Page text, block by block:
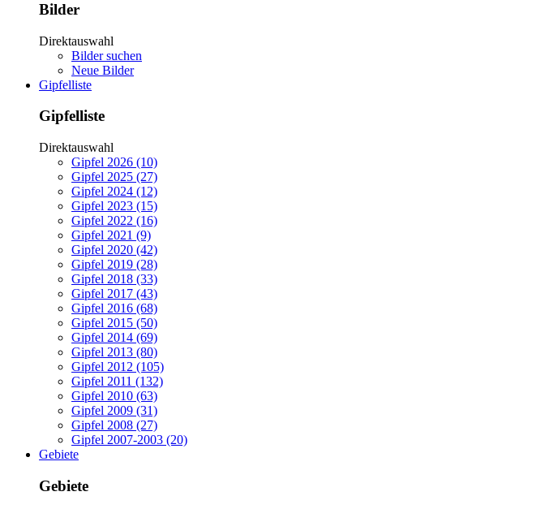
Bilder
Direktauswahl
Bilder suchen
Neue Bilder
Gipfelliste
Gipfelliste
Direktauswahl
Gipfel 2026 (10)
Gipfel 2025 (27)
Gipfel 2024 (12)
Gipfel 2023 (15)
Gipfel 2022 (16)
Gipfel 2021 (9)
Gipfel 2020 (42)
Gipfel 2019 (28)
Gipfel 2018 (33)
Gipfel 2017 (43)
Gipfel 2016 (68)
Gipfel 2015 (50)
Gipfel 2014 (69)
Gipfel 2013 (80)
Gipfel 2012 (105)
Gipfel 2011 (132)
Gipfel 2010 (63)
Gipfel 2009 (31)
Gipfel 2008 (27)
Gipfel 2007-2003 (20)
Gebiete
Gebiete